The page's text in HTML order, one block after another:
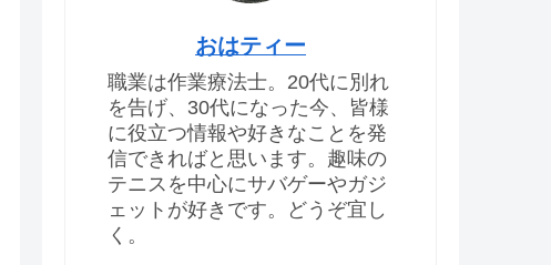
おはティー
職業は作業療法士。20代に別れ
を告げ、30代になった今、皆様
に役立つ情報や好きなことを発
信できればと思います。趣味の
テニスを中心にサバゲーやガジ
ェットが好きです。どうぞ宜し
く。